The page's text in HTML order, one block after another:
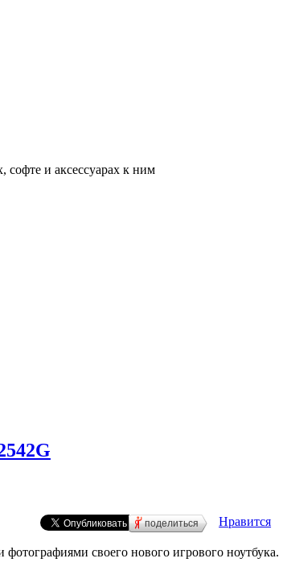
и аксессуарах к ним
поделиться Нравится
своего нового игрового ноутбука.